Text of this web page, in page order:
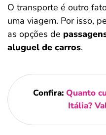
O transporte é outro
uma viagem. Por isso,
as opções de
aluguel de carros.
Confira: Quanto
Itália?